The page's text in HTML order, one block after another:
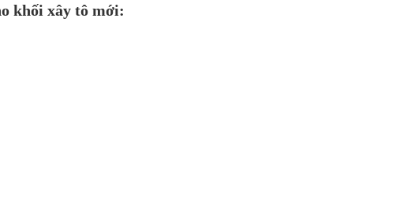
khối xây tô mới: